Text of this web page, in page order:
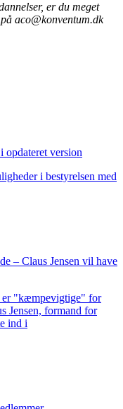
er du meget
aco@konventum.dk
opdateret version
i bestyrelsen med
– Claus Jensen vil have
er "kæmpevigtige" for
Jensen, formand for
ind i